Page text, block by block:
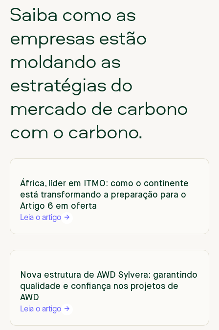
Saiba como as
empresas estão
moldando as
estratégias do
mercado de carbono
com o carbono.
África, líder em ITMO: como o continente
está transformando a preparação para o
Artigo 6 em oferta
Leia o artigo
Nova estrutura de AWD Sylvera: garantindo
qualidade e confiança nos projetos de
AWD
Leia o artigo